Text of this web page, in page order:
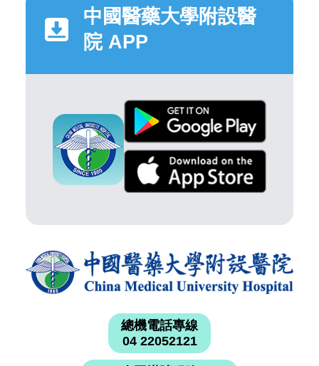
中國醫藥大學附設醫
院 APP
總機電話專線
04 22052121